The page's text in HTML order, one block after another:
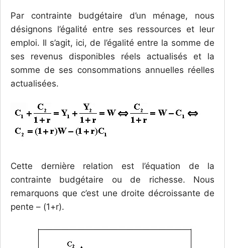
Par contrainte budgétaire d’un ménage, nous
désignons l’égalité entre ses ressources et leur
emploi. Il s’agit, ici, de l’égalité entre la somme de
ses revenus disponibles réels actualisés et la
somme de ses consommations annuelles réelles
actualisées.
Cette dernière relation est l’équation de la
contrainte budgétaire ou de richesse. Nous
remarquons que c’est une droite décroissante de
pente – (1+r).